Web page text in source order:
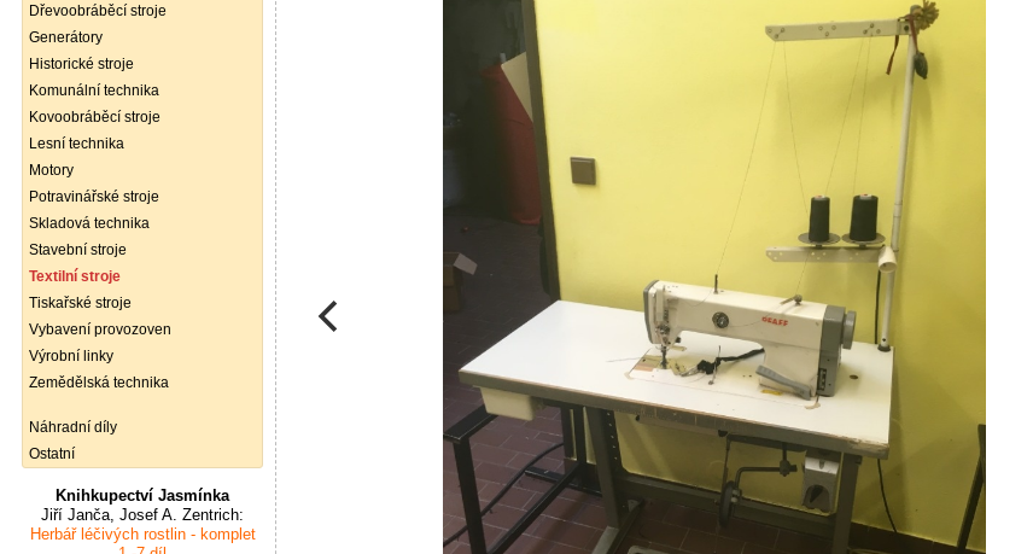
Dřevoobráběcí stroje
Generátory
Historické stroje
Komunální technika
Kovoobráběcí stroje
Lesní technika
Motory
Potravinářské stroje
Skladová technika
Stavební stroje
Textilní stroje
Tiskařské stroje
Vybavení provozoven
Výrobní linky
Zemědělská technika
Náhradní díly
Ostatní
Knihkupectví Jasmínka
Jiří Janča, Josef A. Zentrich:
Herbář léčivých rostlin - komplet